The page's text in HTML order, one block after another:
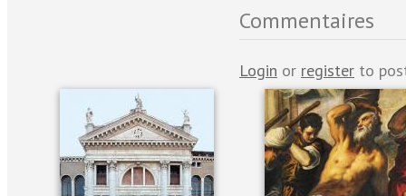
Commentaires
Login or register to